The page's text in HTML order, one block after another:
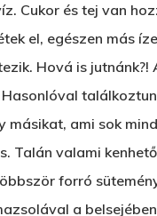
Cukor és tej van
el, egészen más
Hová is
ami sok
Talán valami
forró
a